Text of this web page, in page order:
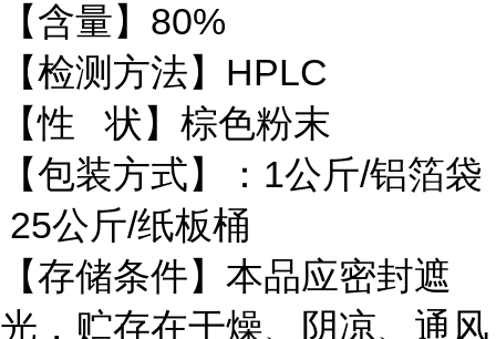
【含量】80%
【检测方法】HPLC
【性 状】棕色粉末
【包装方式】：1公斤/铝箔袋
25公斤/纸板桶
【存储条件】本品应密封遮
光，贮存在干燥、阴凉、通风